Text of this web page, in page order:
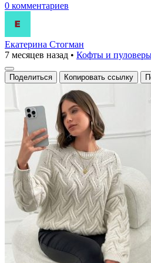
0 комментариев
Екатерина Стогман
7 месяцев назад • Кофты и
Поделиться Копировать ссылку